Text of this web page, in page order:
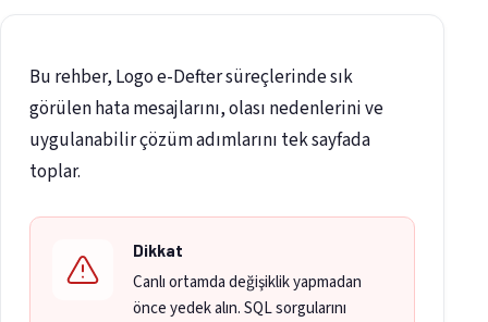
Bu rehber, Logo e-Defter süreçlerinde sık
görülen hata mesajlarını, olası nedenlerini ve
uygulanabilir çözüm adımlarını tek sayfada
toplar.
Dikkat
Canlı ortamda değişiklik yapmadan
önce yedek alın. SQL sorgularını